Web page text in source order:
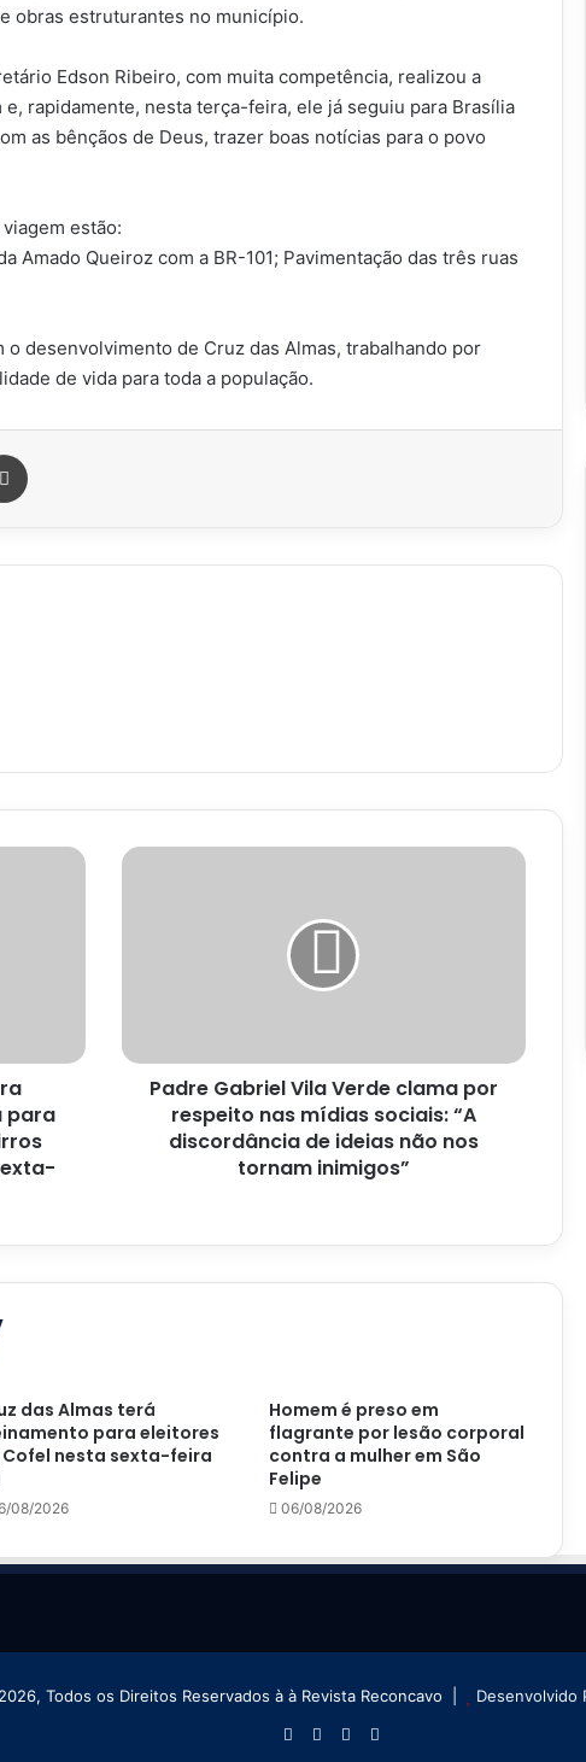
obras estruturantes no município.
Edson Ribeiro, com muita competência, realizou a
rapidamente, nesta terça-feira, ele já seguiu para Brasília
as bênçãos de Deus, trazer boas notícias para o povo
estão:
Amado Queiroz com a BR-101; Pavimentação das três ruas
desenvolvimento de Cruz das Almas, trabalhando por
de vida para toda a população.
para
Padre
mídias
sociais:
discordância
inimigos”
Padre Gabriel Vila Verde clama por
respeito nas mídias sociais: “A
discordância de ideias não nos
tornam inimigos”
das Almas terá
para eleitores
Cofel nesta sexta-feira
08/2026
Homem é preso em
flagrante por lesão corporal
contra a mulher em São
Felipe
06/08/2026
Todos os Direitos Reservados à à Revista Reconcavo | Desenvolvido
Facebook
X YouTubeInstagram